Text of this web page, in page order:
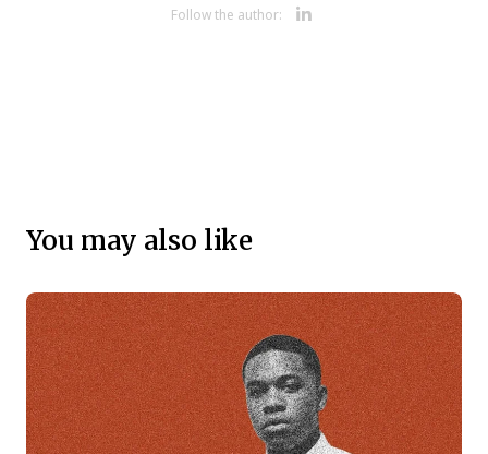
Follow the author:
You may also like